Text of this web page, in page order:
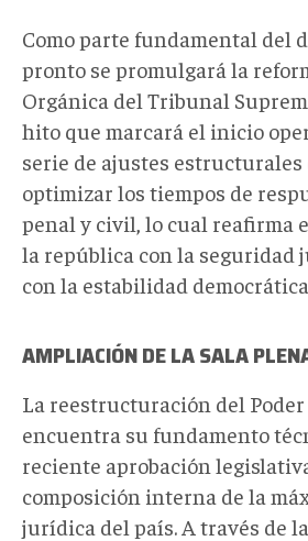
Como parte fundamental del
pronto se promulgará la
Orgánica del Tribunal
hito que marcará el inicio
serie de ajustes estructurales
optimizar los tiempos de
penal y civil, lo cual reafirma
la república con la seguridad
con la estabilidad
AMPLIACIÓN DE LA SALA
La reestructuración del
encuentra su fundamento
reciente aprobación
composición interna de la
jurídica del país. A través de la